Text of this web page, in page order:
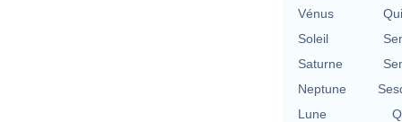
Vénus
Soleil
Saturne
Neptune
Lune